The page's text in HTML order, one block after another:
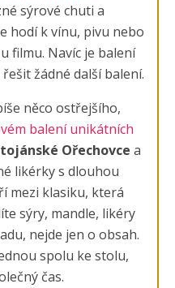
sýrové chuti a
hodí k vínu, pivu nebo
filmu. Navíc je balení
žádné další balení.
něco ostřejšího,
balení unikátních
Ořechovce a
likérky s dlouhou
mezi klasiku, která
sýry, mandle, likéry
nejde jen o obsah.
spolu ke stolu,
čas.